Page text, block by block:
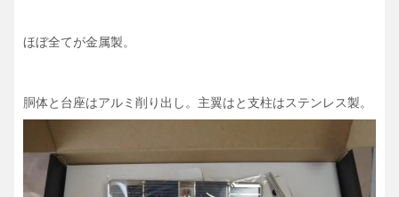
ほぼ全てが金属製。
胴体と台座はアルミ削り出し。主翼はと支柱はステンレス製。